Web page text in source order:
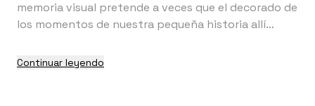
memoria visual pretende a veces que el decorado de
los momentos de nuestra pequeña historia allí
esa forma, seguir siendo jóvenes al menos en
Continuar leyendo